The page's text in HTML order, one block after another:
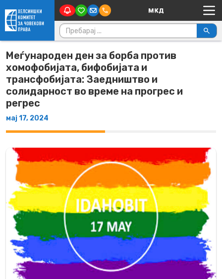
Skip to content Main Navigation
Пребарувај за:
Меѓународен ден за борба против
хомофобијата, бифобијата и
трансфобијата: Заедништво и
солидарност во време на прогрес и
регрес
мај 17, 2024